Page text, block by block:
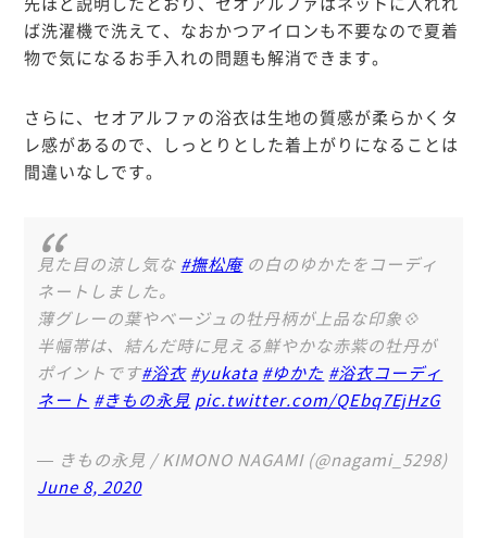
ば洗濯機で洗えて、なおかつアイロンも不要なので夏着
物で気になるお手入れの問題も解消できます。
さらに、セオアルファの浴衣は生地の質感が柔らかくタ
レ感があるので、しっとりとした着上がりになることは
間違いなしです。
見た目の涼し気な #撫松庵の白のゆかたをコーディ
ネートしました。
薄グレーの葉やベージュの牡丹柄が上品な印象💠
半幅帯は、結んだ時に見える鮮やかな赤紫の牡丹が
ポイントです#浴衣 #yukata #ゆかた #浴衣コーディ
ネート #きもの永見 pic.twitter.com/QEbq7EjHzG
— きもの永見 / KIMONO NAGAMI (@nagami_5298)
June 8, 2020